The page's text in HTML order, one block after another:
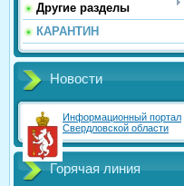
Другие разделы
КАРАНТИН
Новости
Информационный портал
Свердловской области
Горячая линия